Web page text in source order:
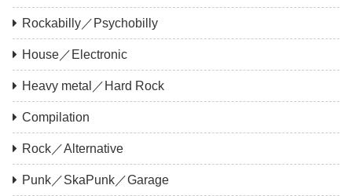
Rockabilly／Psychobilly
House／Electronic
Heavy metal／Hard Rock
Compilation
Rock／Alternative
Punk／SkaPunk／Garage